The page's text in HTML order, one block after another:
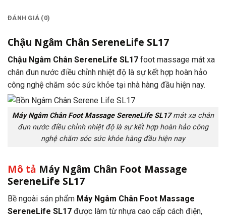
ĐÁNH GIÁ (0)
Chậu Ngâm Chân SereneLife SL17
Chậu Ngâm Chân SereneLife SL17 foot massage mát xa
chân đun nước điều chỉnh nhiệt độ là sự kết hợp hoàn hảo
công nghệ chăm sóc sức khỏe tại nhà hàng đầu hiện nay.
Máy Ngâm Chân Foot Massage SereneLife SL17mát xa chân
đun nước điều chỉnh nhiệt độ là sự kết hợp hoàn hảo công
nghệ chăm sóc sức khỏe hàng đầu hiện nay
Mô tả Máy Ngâm Chân Foot Massage
SereneLife SL17
Bề ngoài sản phẩm Máy Ngâm Chân Foot Massage
SereneLife SL17 được làm từ nhựa cao cấp cách điện,